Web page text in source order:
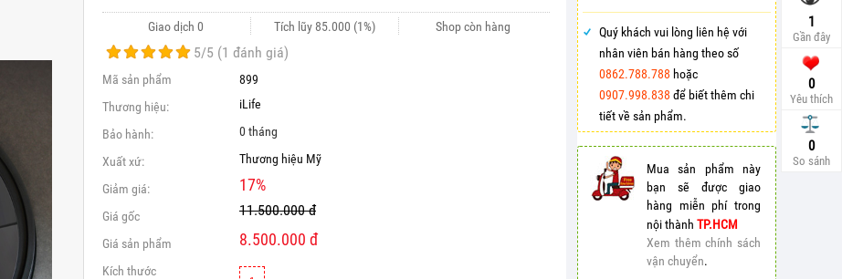
1
Gần đây
0
Yêu thích
0
So sánh
So
Giao dịch 0 Tích lũy 85.000 (1%) Shop còn hàng
5/5 (1 đánh giá)
Mã sản phẩm
899
Thương hiệu:
iLife
Bảo hành: 0 tháng
Xuất xứ: Thương hiệu Mỹ
Giảm giá: 17%
Giá gốc 11.500.000 đ
Giá sản phẩm 8.500.000 đ
Kích thước
Quý khách vui lòng liên hệ với
nhân viên bán hàng theo số
0862.788.788 hoặc
0907.998.838 để biết thêm chi
tiết về sản phẩm.
Mua sản phẩm này
bạn sẽ được giao
hàng miễn phí trong
nội thành TP.HCM
Xem thêm chính sách
vận chuyển.